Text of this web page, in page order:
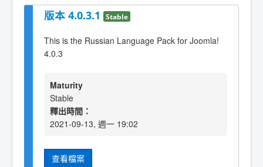
版本 4.0.3.1 Stable
This is the Russian Language Pack for Joomla!
4.0.3
Maturity
Stable
釋出時間：
2021-09-13, 週一 19:02
查看檔案